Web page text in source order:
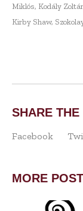
Miklós, Kodály
Kirby Shaw,
SHARE THE
Facebook
MORE